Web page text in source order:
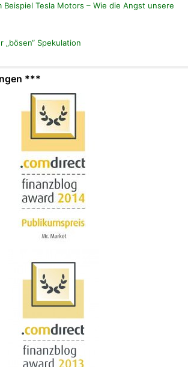
Beispiel Tesla Motors – Wie die Angst unsere
„bösen“ Spekulation
***